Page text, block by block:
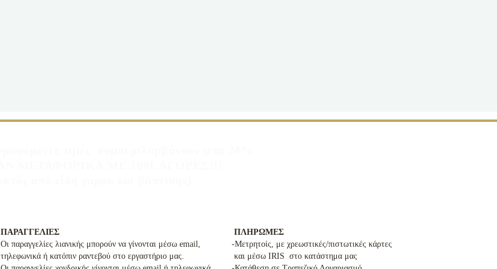
ΠΑΡΑΓΓΕΛΙΕΣ
Οι παραγγελίες λιανικής μπορούν να γίνονται μέσω email,
τηλεφωνικά ή κατόπιν ραντεβού στο εργαστήριο μας.
ΠΛΗΡΩΜΕΣ
-Μετρητοίς, με χρεωστικές/πιστωτικές κάρτες
και μέσω IRIS στο κατάστημα μας